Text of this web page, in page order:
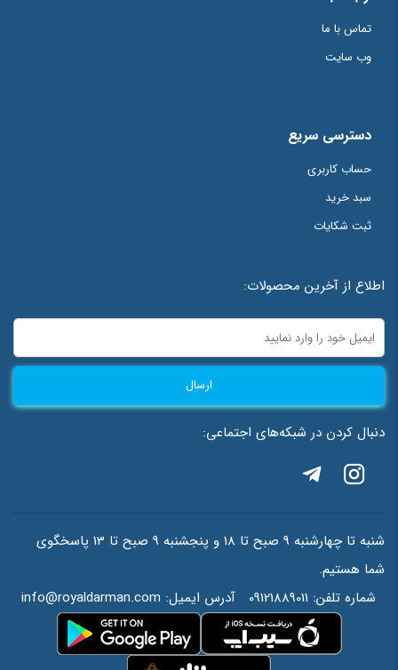
تماس با ما
وب سایت
دسترسی سریع
حساب کاربری
سبد خرید
ثبت شکایات
اطلاع از آخرین محصولات:
ارسال
دنبال کردن در شبکه‌های اجتماعی:
شنبه تا چهارشنبه 9 صبح تا 18 و پنجشنبه 9 صبح تا 13 پاسخگوی
شما هستیم.
شماره تلفن: 09121889011 آدرس ایمیل: info@royaldarman.com